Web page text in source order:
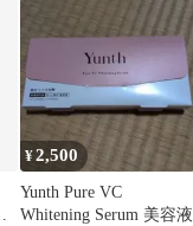
¥2,500
Yunth Pure VC
Whitening Serum 美容液